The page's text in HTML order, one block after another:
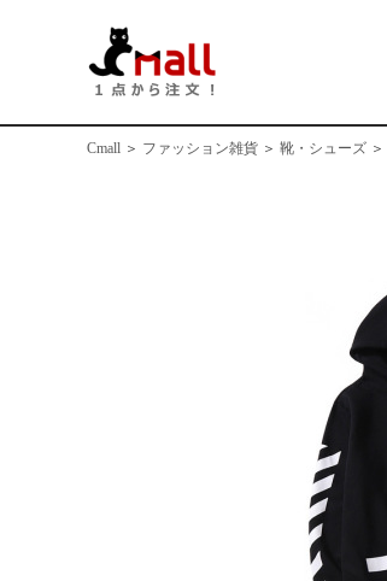
Cmall ＞ ファッション雑貨 ＞ 靴・シューズ ＞